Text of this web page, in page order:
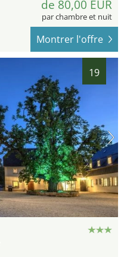
de 80,00 EUR
par chambre et nuit
Montrer l'offre
19